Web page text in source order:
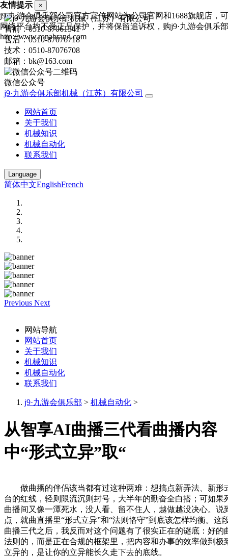
售前：0510-87061341
售后：0510-87076718
技术：0510-87076708
邮箱：bk@163.com
微信公众号
j9·九游会俱乐部机械（江苏）有限公司
网站首页
关于我们
机械知识
机械自动化
联系我们
Language
简体中文EnglishFrench
Previous Next
网站导航
网站首页
关于我们
机械知识
机械自动化
联系我们
j9·九游会俱乐部 > 机械自动化 >
从智享AI曲播三代看曲播内容
中“形式立异”取“
做曲播的伴侣该当都有过这种两难：想搞点新弄法、新形
台的红线，轻则限流沉则封号，大半年的勤奋全白搭；可如果
曲播间又像一潭死水，没人看、留不住人，越做越没决心。说
点，就曲直播里“形式立异”和“法则恪守”到底该怎样均衡。这
曲播三代之后，我反而对这个问题有了很实正在的谜底：好的
法则的，而是正在合规的框架里，把内容和办事的效率做到极
立异的，是让你的立异能长久走下去的底线。
友情提示 ×
j9·九游会俱乐部公司官方宣传网站为公司官网和1688旗舰店，
网络平台均不受正品保护，并将保留追诉权，购j9·九游会俱乐
http://www.ronabrand.com